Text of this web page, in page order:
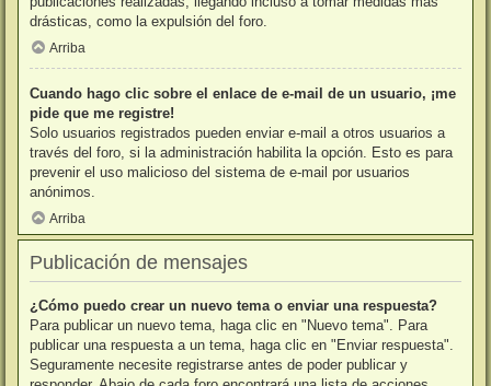
drásticas, como la expulsión del foro.
Arriba
Cuando hago clic sobre el enlace de e-mail de un usuario, ¡me
pide que me registre!
Solo usuarios registrados pueden enviar e-mail a otros usuarios a
través del foro, si la administración habilita la opción. Esto es para
prevenir el uso malicioso del sistema de e-mail por usuarios
anónimos.
Arriba
Publicación de mensajes
¿Cómo puedo crear un nuevo tema o enviar una respuesta?
Para publicar un nuevo tema, haga clic en "Nuevo tema". Para
publicar una respuesta a un tema, haga clic en "Enviar respuesta".
Seguramente necesite registrarse antes de poder publicar y